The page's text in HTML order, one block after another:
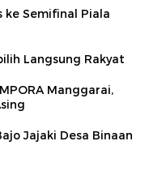
ke Semifinal Piala
Langsung Rakyat
Manggarai,
Jajaki Desa Binaan